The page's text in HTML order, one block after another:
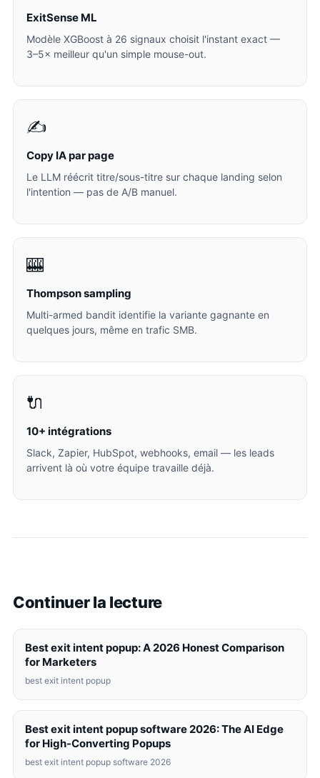
ExitSense ML
Modèle XGBoost à 26 signaux choisit l'instant exact —
3–5× meilleur qu'un simple mouse-out.
✍️
Copy IA par page
Le LLM réécrit titre/sous-titre sur chaque landing selon
l'intention — pas de A/B manuel.
🎰
Thompson sampling
Multi-armed bandit identifie la variante gagnante en
quelques jours, même en trafic SMB.
🔌
10+ intégrations
Slack, Zapier, HubSpot, webhooks, email — les leads
arrivent là où votre équipe travaille déjà.
Continuer la lecture
Best exit intent popup: A 2026 Honest Comparison
for Marketers
best exit intent popup
Best exit intent popup software 2026: The AI Edge
for High-Converting Popups
best exit intent popup software 2026